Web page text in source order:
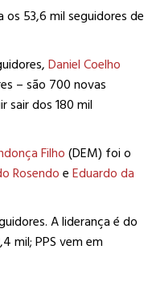
53,6 mil seguidores de
Daniel Coelho
– são 700 novas
sair dos 180 mil
Filho(DEM) foi o
RosendoeEduardo da
A liderança é do
mil; PPS vem em